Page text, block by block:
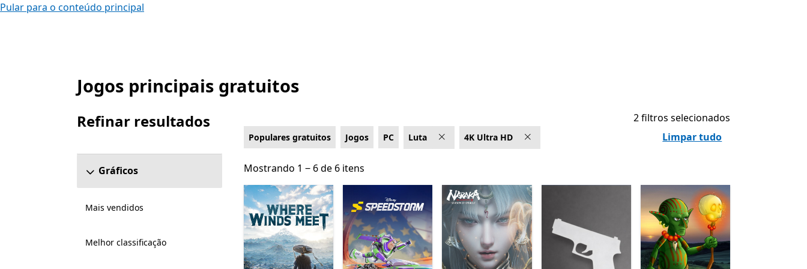
Pular para o conteúdo principal
Listar Microsoft.com
Jogos principais gratuitos
Refinar resultados
Gráficos
Mais vendidos
Melhor classificação
Populares gratuitos Jogos PC Luta 4K Ultra HD
2 filtros selecionados
Limpar tudo
Mostrando 1 ‒ 6 de 6 itens
Mostrando 1 ‒ 6 de 6 itens